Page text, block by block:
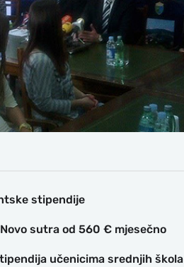
stipendije
sutra od 560 € mjesečno
učenicima srednjih škola